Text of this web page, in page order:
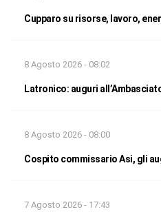
Cupparo su risorse, lavoro,
8 Agosto 2026 - 08:02
Latronico: auguri
8 Agosto 2026 - 08:00
Cospito commissario Asi, gli
7 Agosto 2026 - 17:43